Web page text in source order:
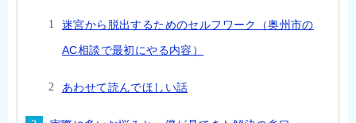
迷宮から脱出するためのセルフワーク（奥州市の
AC相談で最初にやる内容）
あわせて読んでほしい話